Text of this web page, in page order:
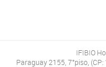
IFIBIO
Paraguay 2155, 7°piso,